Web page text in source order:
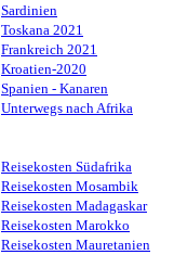
Sardinien
Toskana 2021
Frankreich 2021
Kroatien-2020
Spanien - Kanaren
Unterwegs nach Afrika
Reisekosten Südafrika
Reisekosten Mosambik
Reisekosten Madagaskar
Reisekosten Marokko
Reisekosten Mauretanien